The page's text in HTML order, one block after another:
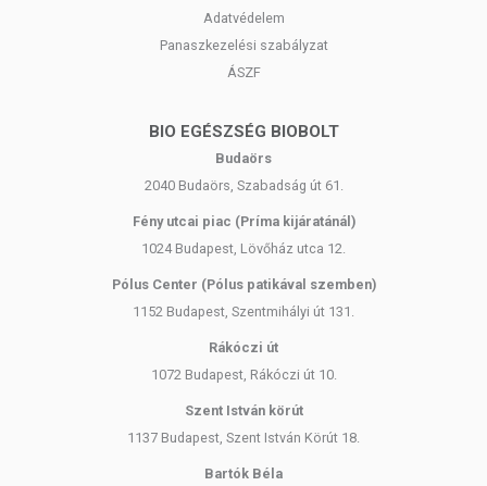
Adatvédelem
Panaszkezelési szabályzat
ÁSZF
BIO EGÉSZSÉG BIOBOLT
Budaörs
2040 Budaörs, Szabadság út 61.
Fény utcai piac (Príma kijáratánál)
1024 Budapest, Lövőház utca 12.
Pólus Center (Pólus patikával szemben)
1152 Budapest, Szentmihályi út 131.
Rákóczi út
1072 Budapest, Rákóczi út 10.
Szent István körút
1137 Budapest, Szent István Körút 18.
Bartók Béla